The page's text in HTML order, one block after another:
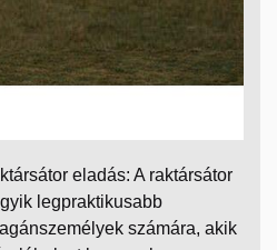
eladás: A raktársátor
legpraktikusabb
számára, akik